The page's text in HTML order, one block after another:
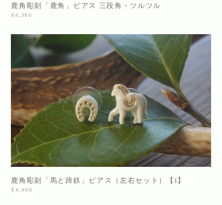
鹿角彫刻「鹿角」ピアス 三段角・ツルツル
¥6,380
鹿角彫刻「馬と蹄鉄」ピアス（左右セット）【1】
¥4,400